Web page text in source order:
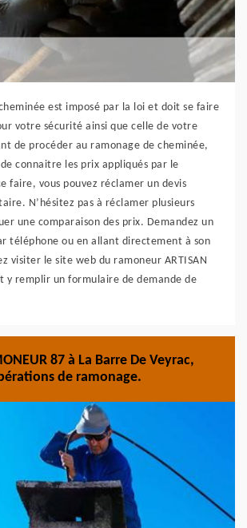
est imposé par la loi et doit se faire
votre sécurité ainsi que celle de votre
de procéder au ramonage de cheminée,
connaitre les prix appliqués par le
faire, vous pouvez réclamer un devis
N’hésitez pas à réclamer plusieurs
une comparaison des prix. Demandez un
téléphone ou en allant directement à son
visiter le site web du ramoneur ARTISAN
y remplir un formulaire de demande de
87 à La Barre De Veyrac,
de ramonage.